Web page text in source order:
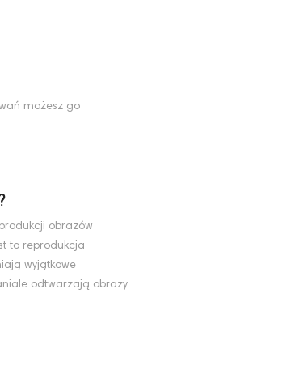
możesz go
obrazów
to reprodukcja
wyjątkowe
odtwarzają obrazy